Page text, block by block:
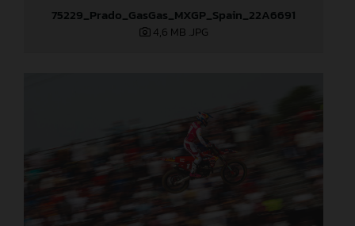
75229_Prado_GasGas_MXGP_Spain_22A6691
4,6 MB .JPG